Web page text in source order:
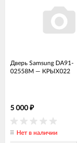
Дверь Samsung DA91-
02558M — КРЫХ022
5 000 ₽
Нет в наличии